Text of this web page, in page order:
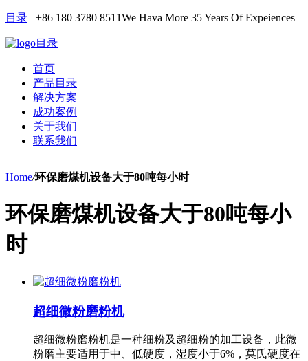
目录 +86 180 3780 8511We Hava More 35 Years Of Expeiences
目录
首页
产品目录
解决方案
成功案例
关于我们
联系我们
Home/环保磨煤机设备大于80吨每小时
环保磨煤机设备大于80吨每小
时
超细微粉磨粉机
超细微粉磨粉机是一种细粉及超细粉的加工设备，此微
粉磨主要适用于中、低硬度，湿度小于6%，莫氏硬度在